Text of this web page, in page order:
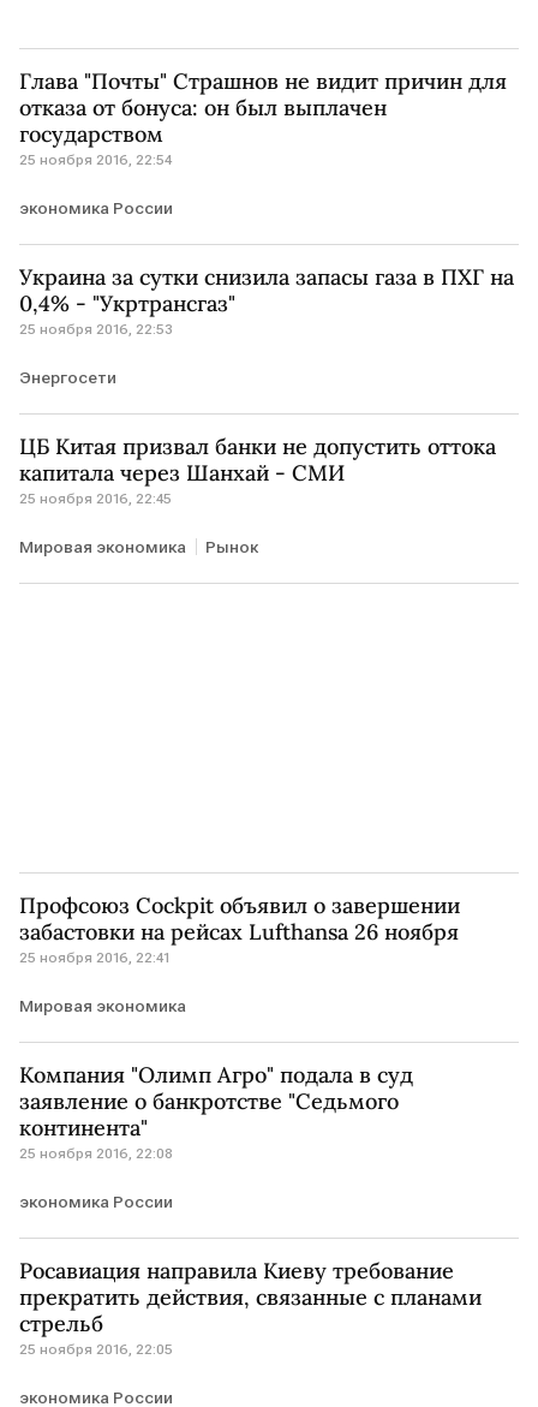
Глава "Почты" Страшнов не видит причин для
отказа от бонуса: он был выплачен
государством
25 ноября 2016, 22:54
экономика России
Украина за сутки снизила запасы газа в ПХГ на
0,4% - "Укртрансгаз"
25 ноября 2016, 22:53
Энергосети
ЦБ Китая призвал банки не допустить оттока
капитала через Шанхай - СМИ
25 ноября 2016, 22:45
Мировая экономика Рынок
Профсоюз Cockpit объявил о завершении
забастовки на рейсах Lufthansa 26 ноября
25 ноября 2016, 22:41
Мировая экономика
Компания "Олимп Агро" подала в суд
заявление о банкротстве "Седьмого
континента"
25 ноября 2016, 22:08
экономика России
Росавиация направила Киеву требование
прекратить действия, связанные с планами
стрельб
25 ноября 2016, 22:05
экономика России